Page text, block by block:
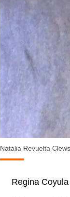
Natalia Revuelta
Regina Coyula